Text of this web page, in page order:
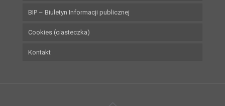
BIP – Biuletyn Informacji publicznej
Cookies (ciasteczka)
Kontakt